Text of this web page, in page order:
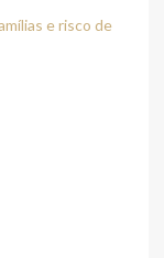
e risco de